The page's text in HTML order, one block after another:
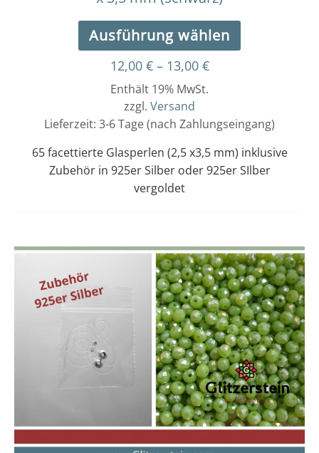
Ausführung wählen
12,00 € – 13,00 €
Enthält 19% MwSt.
zzgl. Versand
Lieferzeit: 3-6 Tage (nach Zahlungseingang)
65 facettierte Glasperlen (2,5 x3,5 mm) inklusive
Zubehör in 925er Silber oder 925er SIlber
vergoldet
Dieses
Produkt
weist
mehrere
Varianten
auf.
Die
Optionen
können
auf
der
Preisspanne:
12,00 €
bis
13,00 €